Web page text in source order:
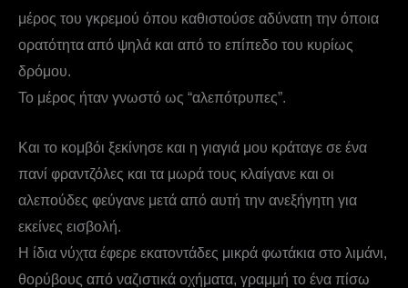
μέρος του γκρεμού όπου καθιστούσε αδύνατη την όποια
ορατότητα από ψηλά και από το επίπεδο του κυρίως
δρόμου.
Το μέρος ήταν γνωστό ως “αλεπότρυπες”.
Και το κομβόι ξεκίνησε και η γιαγιά μου κράταγε σε ένα
πανί φραντζόλες και τα μωρά τους κλαίγανε και οι
αλεπούδες φεύγανε μετά από αυτή την ανεξήγητη για
εκείνες εισβολή.
Η ίδια νύχτα έφερε εκατοντάδες μικρά φωτάκια στο λιμάνι,
θορύβους από ναζιστικά οχήματα, γραμμή το ένα πίσω